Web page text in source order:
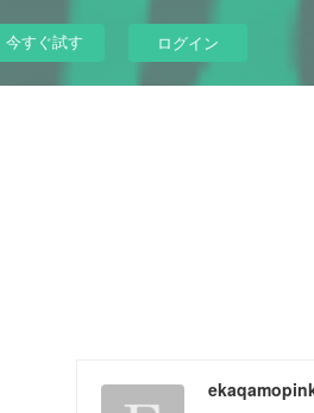
今すぐ試す ログイン